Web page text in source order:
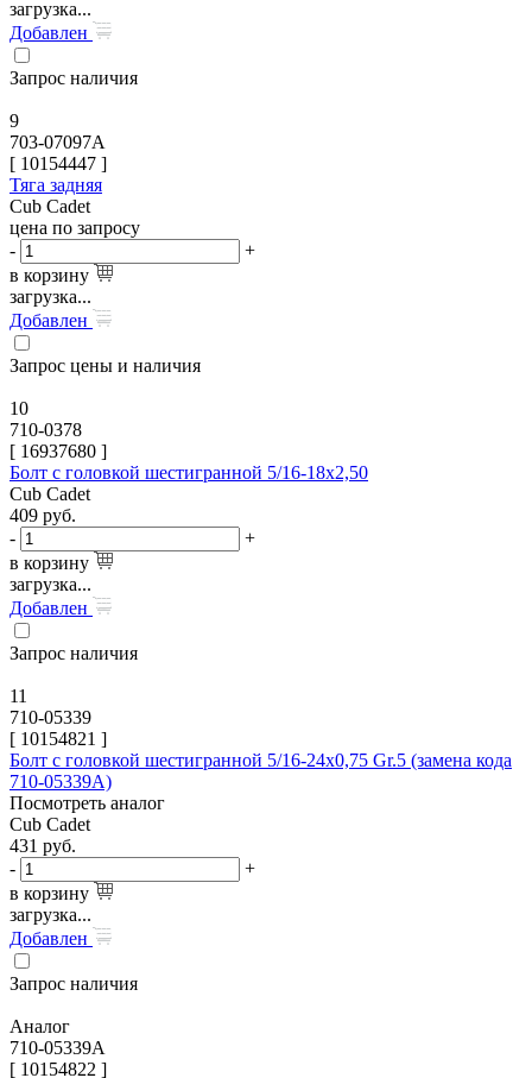
загрузка...
Добавлен
Запрос наличия
9
703-07097A
[ 10154447 ]
Тяга задняя
Cub Cadet
цена по запросу
-
+
в корзину
загрузка...
Добавлен
Запрос цены и наличия
10
710-0378
[ 16937680 ]
Болт с головкой шестигранной 5/16-18х2,50
Cub Cadet
409 руб.
-
+
в корзину
загрузка...
Добавлен
Запрос наличия
11
710-05339
[ 10154821 ]
Болт с головкой шестигранной 5/16-24х0,75 Gr.5 (замена кода
710-05339A)
Посмотреть аналог
Cub Cadet
431 руб.
-
+
в корзину
загрузка...
Добавлен
Запрос наличия
Аналог
710-05339A
[ 10154822 ]